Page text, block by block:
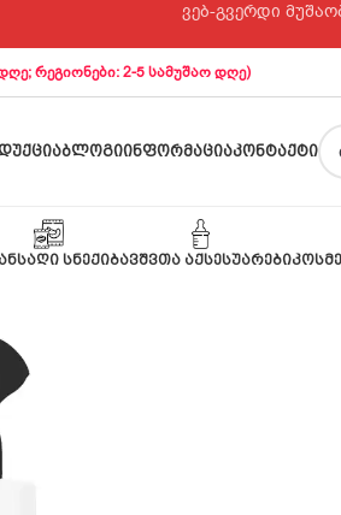
ვებ-გვერდი
რეგიონები: 2-5 სამუშაო დღე)
ᲑᲚᲝᲒᲘᲘᲜᲤᲝᲠᲛᲐᲪᲘᲐᲙᲝᲜᲢᲐᲥᲢᲘ
ᲡᲜᲔᲥᲘᲑᲐᲕᲨᲕᲗᲐ ᲐᲥᲡᲔᲡᲣᲐᲠᲔᲑᲘ